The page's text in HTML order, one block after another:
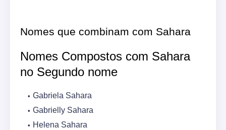
Nomes que combinam com Sahara
Nomes Compostos com Sahara
no Segundo nome
Gabriela Sahara
Gabrielly Sahara
Helena Sahara